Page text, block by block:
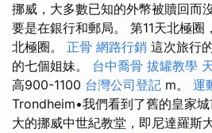
挪威，大多數已知的外幣被贖回而
要是在銀行和郵局。 第11天北極圈
北極圈。 正骨 網路行銷 這次旅行
的七個姐妹。 台中喬骨 拔罐教學
高900-1100 台灣公司登記 m。 運
Trondheim•我們看到了舊的皇家
大的挪威中世紀教堂，即尼達羅斯